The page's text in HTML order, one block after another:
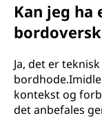
Kan jeg ha
Ja, det er
kontekst og
det anbefales